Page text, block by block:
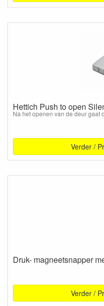
Hettich Push to open
Na het openen van de deur gaat
Verder /
Druk- magneetsnapper
Verder /